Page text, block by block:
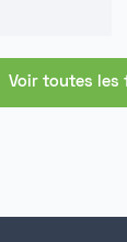
Voir toutes les